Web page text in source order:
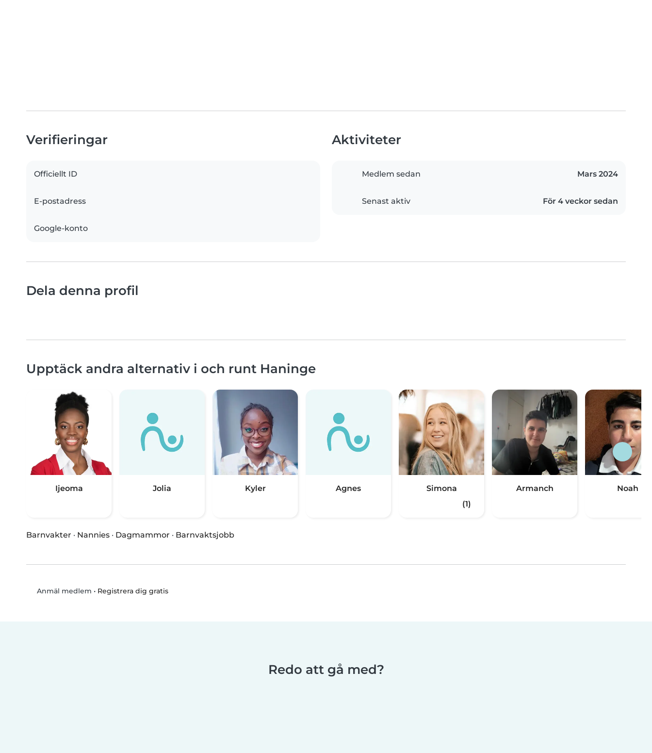
Verifieringar
Officiellt ID
E-postadress
Google-konto
Aktiviteter
Medlem sedan Mars 2024
Senast aktiv För 4 veckor sedan
Dela denna profil
Upptäck andra alternativ i och runt Haninge
Ijeoma Jolia Kyler Agnes
Simona
(1)
Armanch Noah
Barnvakter · Nannies · Dagmammor · Barnvaktsjobb
Anmäl medlem • Registrera dig gratis
Redo att gå med?